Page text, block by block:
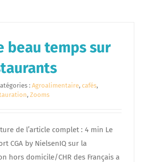
beau temps sur
: Agroalimentaire, cafés,
, Zooms
de l’article complet : 4 min Le
CGA by NielsenIQ sur la
hors domicile/CHR des Français a